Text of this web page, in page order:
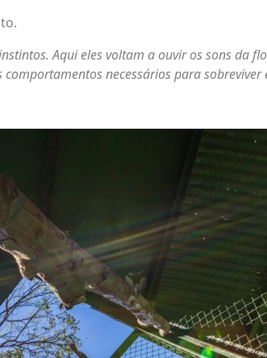
Aqui eles voltam a ouvir os sons da
necessários para sobreviver